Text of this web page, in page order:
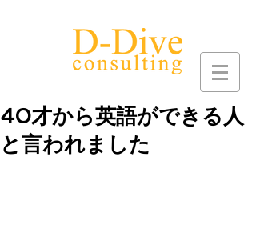
40才から英語ができる人
と言われました